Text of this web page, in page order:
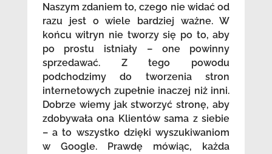
Naszym zdaniem to, czego nie widać od
razu jest o wiele bardziej ważne. W
końcu witryn nie tworzy się po to, aby
po prostu istniały – one powinny
sprzedawać. Z tego powodu
podchodzimy do tworzenia stron
internetowych zupełnie inaczej niż inni.
Dobrze wiemy jak stworzyć stronę, aby
zdobywała ona Klientów sama z siebie
– a to wszystko dzięki wyszukiwaniom
w Google. Prawdę mówiąc, każda